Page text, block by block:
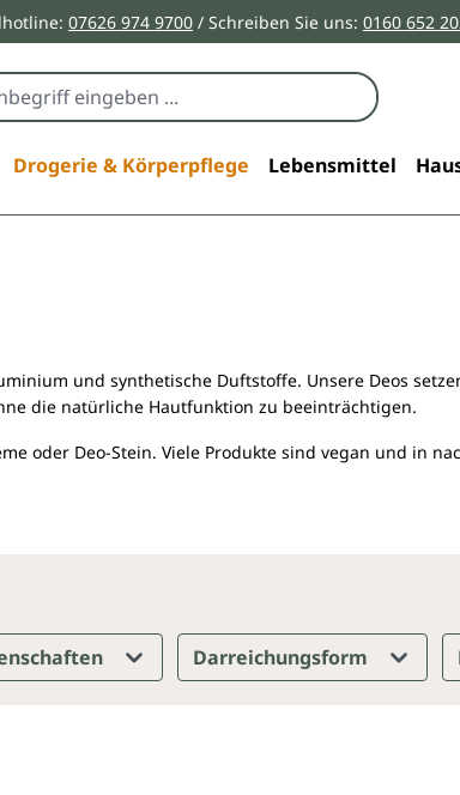
07626 974 9700 / Schreiben Sie uns: 0160 652
Drogerie & Körperpflege Lebensmittel
und synthetische Duftstoffe. Unsere Deos
die natürliche Hautfunktion zu beeinträchtigen.
oder Deo-Stein. Viele Produkte sind vegan und in
Darreichungsform